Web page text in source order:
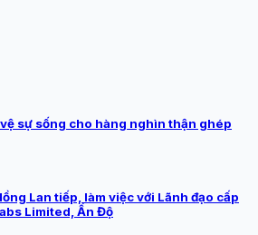
sự sống cho hàng nghìn thận ghép
Lan tiếp, làm việc với Lãnh đạo cấp
Limited, Ấn Độ